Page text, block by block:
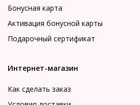
Бонусная карта
Активация бонусной карты
Подарочный сертификат
Интернет-магазин
Как сделать заказ